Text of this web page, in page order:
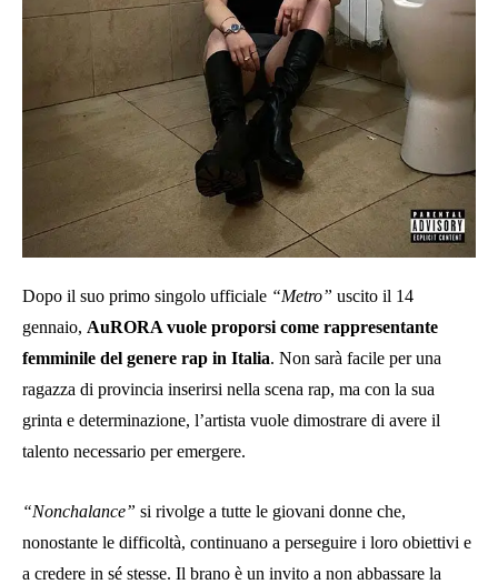
Dopo il suo primo singolo ufficiale “Metro” uscito il 14
gennaio, AuRORA vuole proporsi come rappresentante
femminile del genere rap in Italia. Non sarà facile per una
ragazza di provincia inserirsi nella scena rap, ma con la sua
grinta e determinazione, l’artista vuole dimostrare di avere il
talento necessario per emergere.
“Nonchalance” si rivolge a tutte le giovani donne che,
nonostante le difficoltà, continuano a perseguire i loro obiettivi e
a credere in sé stesse. Il brano è un invito a non abbassare la